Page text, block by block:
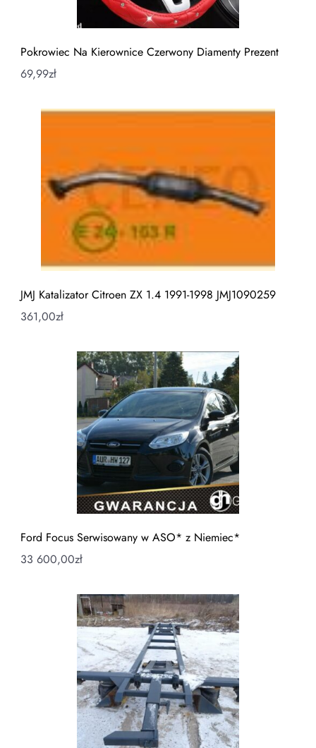
Pokrowiec Na Kierownice Czerwony Diamenty Prezent
69,99zł
JMJ Katalizator Citroen ZX 1.4 1991-1998 JMJ1090259
361,00zł
Ford Focus Serwisowany w ASO* z Niemiec*
33 600,00zł